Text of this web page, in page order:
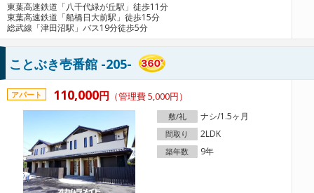
東葉高速鉄道「八千代緑が丘駅」徒歩11分
東葉高速鉄道「船橋日大前駅」徒歩15分
総武線「津田沼駅」バス19分徒歩5分
ことぶき壱番館 -205-
アパート 110,000円 （管理費 5,000円）
敷/礼 ナシ/1.5ヶ月
間取り 2LDK
築年数 9年